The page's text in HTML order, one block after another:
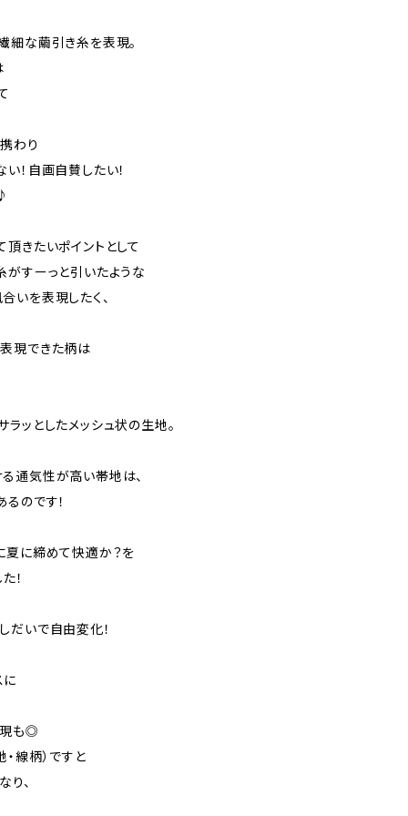
細な繭引き糸を表現。
わり
！自画自賛したい！
きたいポイントとして
がすーっと引いたような
いを表現したく、
現できた柄は
ッとしたメッシュ状の生地。
通気性が高い帯地は、
のです！
夏に締めて快適か？を
！
だいで自由変化！
現も◎
線柄）ですと
り、